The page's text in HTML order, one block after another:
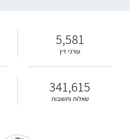
5,581
עורכי דין
341,615
שאלות ותשובות